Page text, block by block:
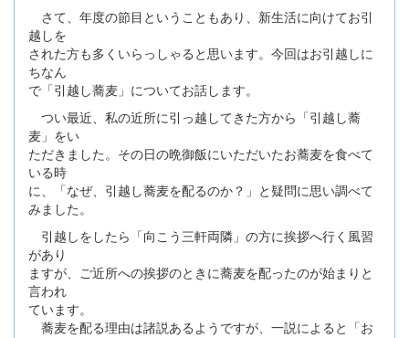
さて、年度の節目ということもあり、新生活に向けてお引
越しを
された方も多くいらっしゃると思います。今回はお引越しに
ちなん
で「引越し蕎麦」についてお話します。
つい最近、私の近所に引っ越してきた方から「引越し蕎
麦」をい
ただきました。その日の晩御飯にいただいたお蕎麦を食べて
いる時
に、「なぜ、引越し蕎麦を配るのか？」と疑問に思い調べて
みました。
引越しをしたら「向こう三軒両隣」の方に挨拶へ行く風習
があり
ますが、ご近所への挨拶のときに蕎麦を配ったのが始まりと
言われ
ています。
蕎麦を配る理由は諸説あるようですが、一説によると「お